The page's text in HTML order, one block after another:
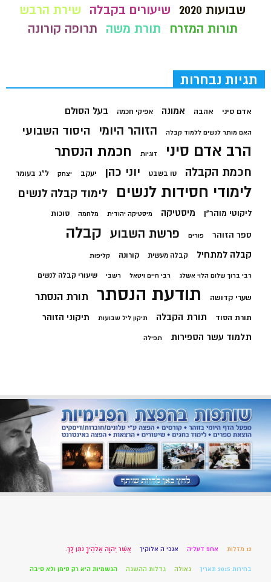
שבועות 2020
שיעורים בקבלה
שירת הרבש
תורות המזרח
תורת משה תרופה קורונה
תגיות נבחרות
אדם סיני אהבה אמונה אפיקי חכמה בעל הסולם
האם מותר לנשים ללמוד קבלה הזוהר היומי היסוד השבועי
הרב אדם סיני זוגיות חכמת הנסתר
חכמת הקבלה טו בשבט יוני כהן יעקב יצחק ל"ג בעומר
לימודי חסידות לנשים לימוד קבלה לנשים
ליקוטי מוהר"ן מיסטיקה מיסטיקה יהודית מלחמה סוכות
ספר הזוהר פורים פרשת השבוע קבלה
קבלה למתחיל קבלה מעשית קורונה קליפות
רבי ברוך שלום הלוי אשלג רבי חיים ויטאל רשבי שיעורי קבלה לנשים
שערי קדושה תודעת הנסתר תורת הנסתר
תורת הסוד תורת הקבלה תיקון ליל שבועות תיקוני הזוהר
תלמוד עשר הספירות תפילה
12 מזלות אחפ דעליה אנכי ה אלוקיך אֲשֶׁר יְהוָה אֱלֹהֶיךָ נֹתֵן לָךְ.
בחירות 2015 תאריך גאולה גדלות ההשגה הגשמיות היא רק סימן ולא סיבה